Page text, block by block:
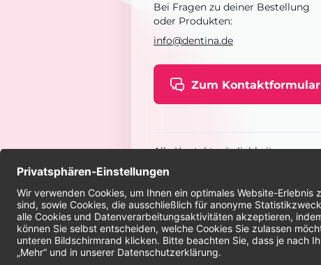
Bei Fragen zu deiner Bestellung
oder Produkten:
info@dentina.de
Zum Kontaktformular
Alle Kontaktmöglichkeiten